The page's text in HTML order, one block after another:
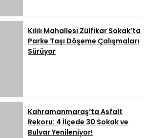
Kılılı Mahallesi Zülfikar Sokak’ta
Parke Taşı Döşeme Çalışmaları
Sürüyor
Kahramanmaraş’ta Asfalt
Rekoru: 4 İlçede 30 Sokak ve
Bulvar Yenileniyor!